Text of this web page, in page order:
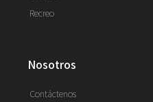
Recreo
nosotros
Contáctenos